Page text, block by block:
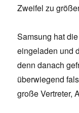
Zweifel zu
Samsung hat
eingeladen und
denn danach
überwiegend
große Vertreter,